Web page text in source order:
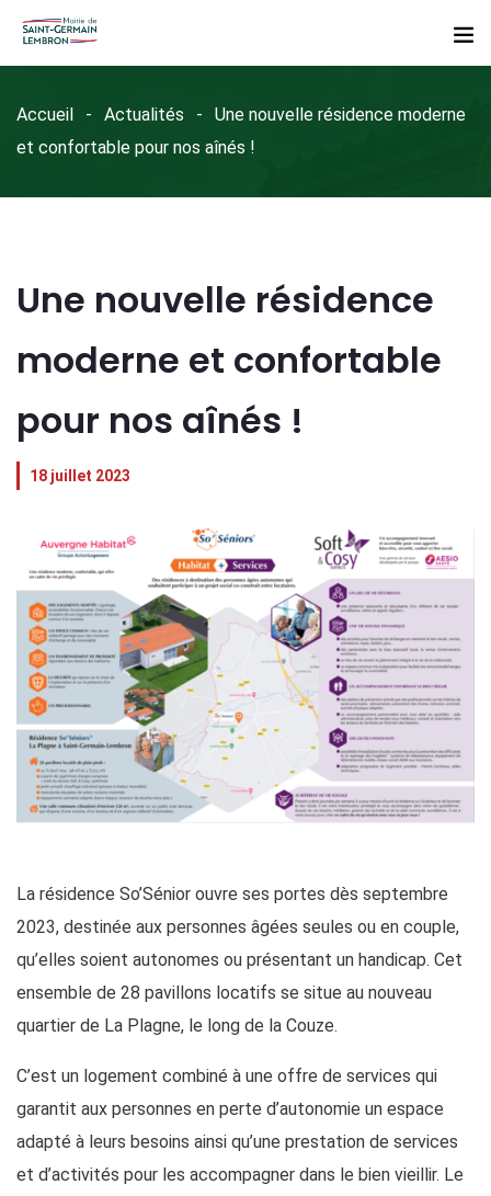
Accueil Actualités
Une nouvelle résidence moderne
et confortable pour nos aînés !
Une nouvelle résidence
moderne et confortable
pour nos aînés !
18 juillet 2023
La résidence So’Sénior ouvre ses portes dès septembre
2023, destinée aux personnes âgées seules ou en couple,
qu’elles soient autonomes ou présentant un handicap. Cet
ensemble de 28 pavillons locatifs se situe au nouveau
quartier de La Plagne, le long de la Couze.
C’est un logement combiné à une offre de services qui
garantit aux personnes en perte d’autonomie un espace
adapté à leurs besoins ainsi qu’une prestation de services
et d’activités pour les accompagner dans le bien vieillir. Le